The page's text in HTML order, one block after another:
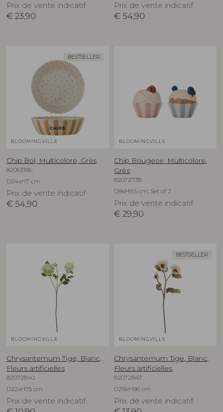
Prix de vente indicatif
€ 23,90
Prix de vente indicatif
€ 54,90
BESTSELLER
BLOOMINGVILLE
Chip Bol, Multicolore, Grès
82063186
D24xH7 cm
Prix de vente indicatif
€ 54,90
BLOOMINGVILLE
Chip Bougeoir, Multicolore,
Grès
82072738
D9xH9,5 cm, Set of 2
Prix de vente indicatif
€ 29,90
BLOOMINGVILLE
Chrysantemum Tige, Blanc,
Fleurs artificielles
82072840
D22xH75 cm
Prix de vente indicatif
BESTSELLER
BLOOMINGVILLE
Chrysantemum Tige, Blanc,
Fleurs artificielles
82072847
D29xH96 cm
Prix de vente indicatif